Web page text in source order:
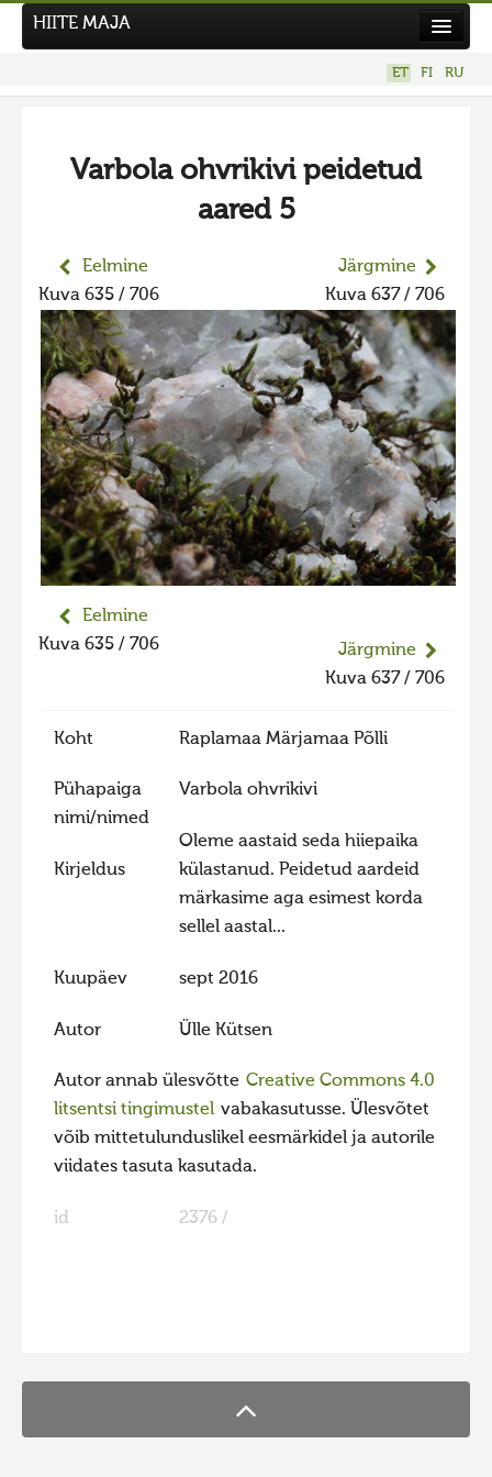
Tegutse
Kuvavõistlused
UUS KUVAVÕISTLUS
Hiite kuvavõistlus 2026
VANEMAD KUVAVÕISTLUSED
Hiite kuvavõistlus 2025
Hiite kuvavõistlus 2025 lisa
Liikuvad kuvad 2025
Hiite kuvavõistlus 2024
Liikuvad kuvad 2023
Hiite kuvavõistlus 2022
Hiite kuvavõistlus 2022 lisa
Liikuvad kuvad 2022
Hiite kuvavõistlus 2021
Liikuvad kuvad 2021
Hiite kuvavõistlus 2019
Hiite kuvavõistlus 2018
Hiite kuvavõistlus 2017
Hiite kuvavõistlus 2011
HIITE MAJA
ET FI RU
Varbola ohvrikivi peidetud
aared 5
Eelmine
Kuva 635 / 706
Järgmine
Kuva 637 / 706
Eelmine
Kuva 635 / 706
Järgmine
Kuva 637 / 706
Koht Raplamaa Märjamaa Põlli
Pühapaiga
nimi/nimed
Varbola ohvrikivi
Kirjeldus
Oleme aastaid seda hiiepaika
külastanud. Peidetud aardeid
märkasime aga esimest korda
sellel aastal...
Kuupäev sept 2016
Autor Ülle Kütsen
Autor annab ülesvõtte Creative Commons 4.0
litsentsi tingimustel vabakasutusse. Ülesvõtet
võib mittetulunduslikel eesmärkidel ja autorile
viidates tasuta kasutada.
id 2376 /